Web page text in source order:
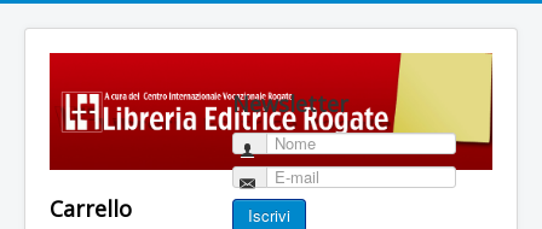
Newsletter
Nome
E-mail
Iscrivi
Carrello